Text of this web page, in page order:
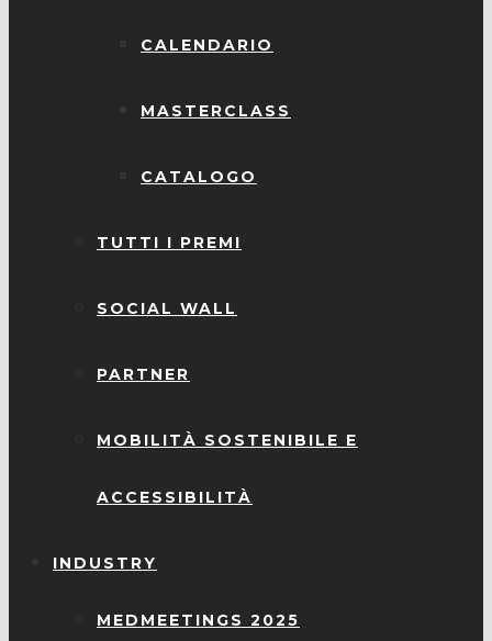
CALENDARIO
MASTERCLASS
CATALOGO
TUTTI I PREMI
SOCIAL WALL
PARTNER
MOBILITÀ SOSTENIBILE E
ACCESSIBILITÀ
INDUSTRY
MEDMEETINGS 2025